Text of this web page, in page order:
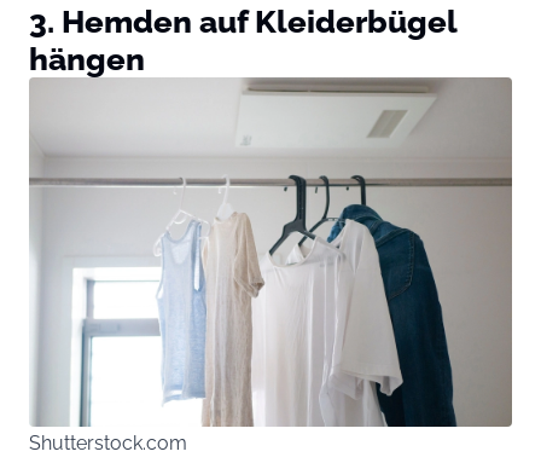
3. Hemden auf Kleiderbügel
hängen
Shutterstock.com